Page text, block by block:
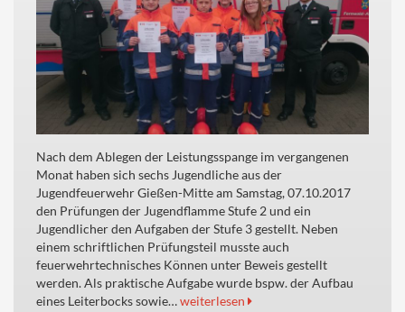
Nach dem Ablegen der Leistungsspange im vergangenen
Monat haben sich sechs Jugendliche aus der
Jugendfeuerwehr Gießen-Mitte am Samstag, 07.10.2017
den Prüfungen der Jugendflamme Stufe 2 und ein
Jugendlicher den Aufgaben der Stufe 3 gestellt. Neben
einem schriftlichen Prüfungsteil musste auch
feuerwehrtechnisches Können unter Beweis gestellt
werden. Als praktische Aufgabe wurde bspw. der Aufbau
eines Leiterbocks sowie…weiterlesen